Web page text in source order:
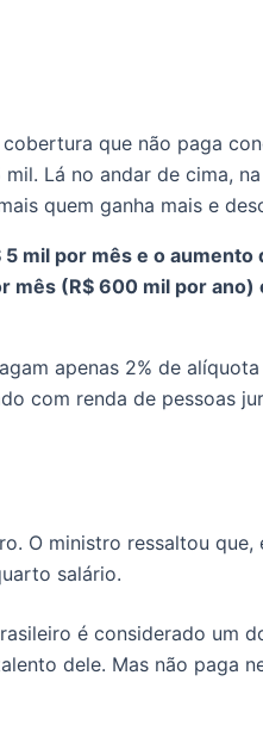
que não paga
Lá no andar de cima,
quem ganha mais e
mil por mês e o
(R$ 600 mil por
apenas 2% de
com renda de pessoas
O ministro ressaltou
salário.
é considerado um
dele. Mas não paga